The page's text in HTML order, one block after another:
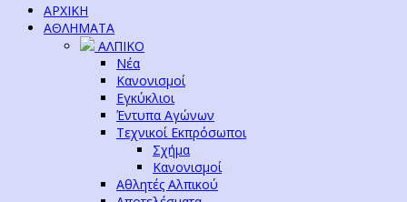
ΑΡΧΙΚΗ
ΑΘΛΗΜΑΤΑ
ΑΛΠΙΚΟ
Νέα
Κανονισμοί
Εγκύκλιοι
Έντυπα Αγώνων
Τεχνικοί Εκπρόσωποι
Σχήμα
Κανονισμοί
Αθλητές Αλπικού